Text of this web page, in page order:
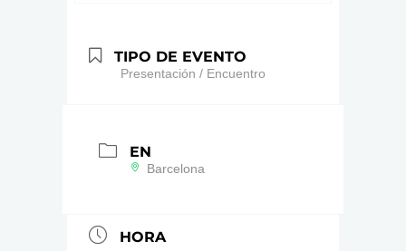
TIPO DE EVENTO
Presentación / Encuentro
EN
Barcelona
HORA